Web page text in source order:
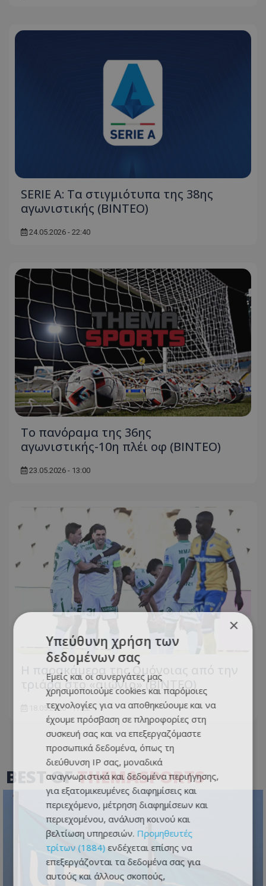
SERIE A: Τα στιγμιότυπα της 38ης
αγωνιστικής (ΒΙΝΤΕΟ)
24.05.2026 - 22:40
Το πανόραμα της 36ης
αγωνιστικής-10η πλέι oφ (BINTEO)
23.05.2026 - 13:00
Η παρακάμερα της Ομόνοιας από την
τριάρα στο «αιώνιο» (ΒΙΝΤΕΟ)
18.05.2026 - 17:22
BEST OFTHEMASPORTS
×
Υπεύθυνη χρήση των
δεδομένων σας
Εμείς και οι συνεργάτες μας
χρησιμοποιούμε cookies και παρόμοιες
τεχνολογίες για να αποθηκεύουμε και να
έχουμε πρόσβαση σε πληροφορίες στη
συσκευή σας και να επεξεργαζόμαστε
προσωπικά δεδομένα, όπως τη
διεύθυνση IP σας, μοναδικά
αναγνωριστικά και δεδομένα περιήγησης,
για εξατομικευμένες διαφημίσεις και
περιεχόμενο, μέτρηση διαφημίσεων και
περιεχομένου, ανάλυση κοινού και
βελτίωση υπηρεσιών. Προμηθευτές
τρίτων (1884) ενδέχεται επίσης να
επεξεργάζονται τα δεδομένα σας για
αυτούς και άλλους σκοπούς,